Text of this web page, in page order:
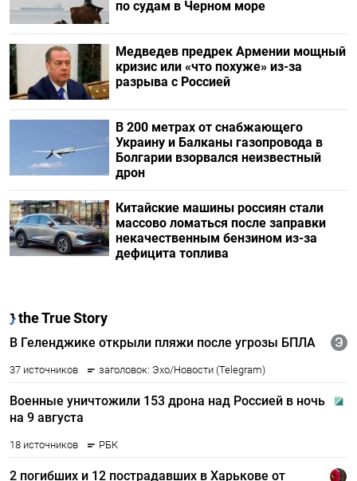
по судам в Черном море
Медведев предрек Армении мощный
кризис или «что похуже» из-за
разрыва с Россией
В 200 метрах от снабжающего
Украину и Балканы газопровода в
Болгарии взорвался неизвестный
дрон
Китайские машины россиян стали
массово ломаться после заправки
некачественным бензином из-за
дефицита топлива